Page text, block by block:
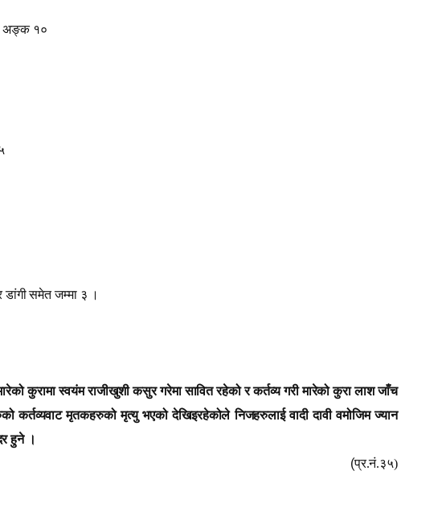
अङ्क १०
डांगी समेत जम्मा ३ ।
कुरामा स्वयंम राजीखुशी कसुर गरेमा सावित रहेको र कर्तव्य गरी मारेको कुरा लाश जाँच
कर्तव्यवाट मृतकहरुको मृत्यु भएको देखिइरहेकोले निजहरुलाई वादी दावी वमोजिम ज्यान
हुने ।
(प्र.नं.३५)